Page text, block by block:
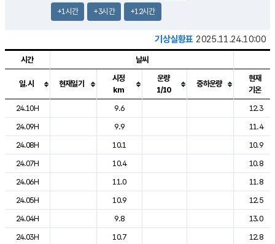
+1시간 +3시간 +12시간
기상실황표 2025.11.24.10:00
도시별 기상실황표로 지점, 날씨, 기온, 강수, 바람, 기압등을 안내한 표입
시간 날씨
일.시 현재일기
시정
km
운량
1/10
중하운량
현재
기온
24.10H
9.6
12.3
24.09H
9.9
11.4
24.08H
10.1
10.9
24.07H
10.4
10.8
24.06H
11.0
11.8
24.05H
10.9
12.5
24.04H
9.8
13.0
24.03H
10.7
12.8